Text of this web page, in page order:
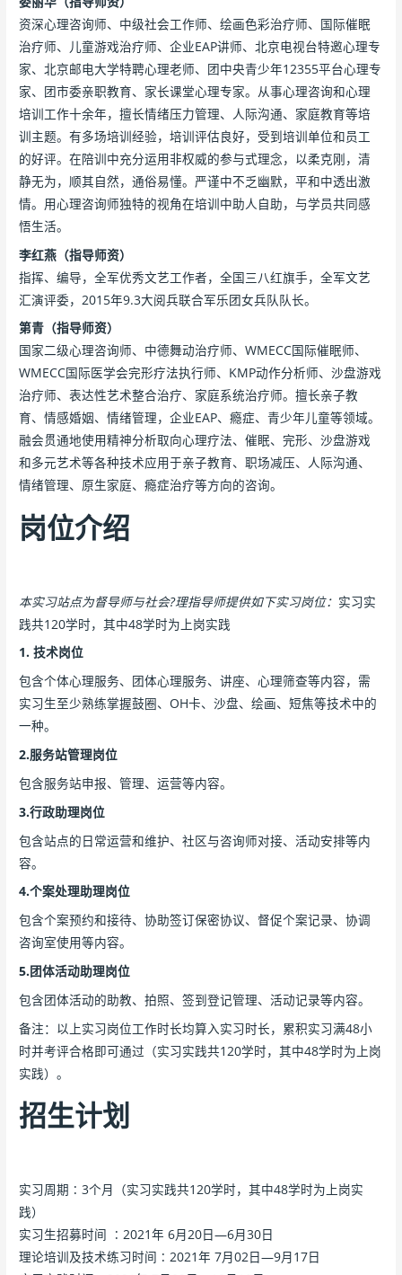
资深心理咨询师、中级社会工作师、绘画色彩治疗师、国际催眠
治疗师、儿童游戏治疗师、企业EAP讲师、北京电视台特邀心理专
家、北京邮电大学特聘心理老师、团中央青少年12355平台心理专
家、团市委亲职教育、家长课堂心理专家。从事心理咨询和心理
培训工作十余年，擅长情绪压力管理、人际沟通、家庭教育等培
训主题。有多场培训经验，培训评估良好，受到培训单位和员工
的好评。在陪训中充分运用非权威的参与式理念，以柔克刚，清
静无为，顺其自然，通俗易懂。严谨中不乏幽默，平和中透出激
情。用心理咨询师独特的视角在培训中助人自助，与学员共同感
悟生活。
李红燕（指导师资）
指挥、编导，全军优秀文艺工作者，全国三八红旗手，全军文艺
汇演评委，2015年9.3大阅兵联合军乐团女兵队队长。
第青（指导师资）
国家二级心理咨询师、中德舞动治疗师、WMECC国际催眠师、
WMECC国际医学会完形疗法执行师、KMP动作分析师、沙盘游戏
治疗师、表达性艺术整合治疗、家庭系统治疗师。擅长亲子教
育、情感婚姻、情绪管理，企业EAP、瘾症、青少年儿童等领域。
融会贯通地使用精神分析取向心理疗法、催眠、完形、沙盘游戏
和多元艺术等各种技术应用于亲子教育、职场减压、人际沟通、
情绪管理、原生家庭、瘾症治疗等方向的咨询。
岗位介绍
本实习站点为督导师与社会?理指导师提供如下实习岗位： 实习实
践共120学时，其中48学时为上岗实践
1. 技术岗位
包含个体心理服务、团体心理服务、讲座、心理筛查等内容，需
实习生至少熟练掌握鼓圈、OH卡、沙盘、绘画、短焦等技术中的
一种。
2.服务站管理岗位
包含服务站申报、管理、运营等内容。
3.行政助理岗位
包含站点的日常运营和维护、社区与咨询师对接、活动安排等内
容。
4.个案处理助理岗位
包含个案预约和接待、协助签订保密协议、督促个案记录、协调
咨询室使用等内容。
5.团体活动助理岗位
包含团体活动的助教、拍照、签到登记管理、活动记录等内容。
备注：以上实习岗位工作时长均算入实习时长，累积实习满48小
时并考评合格即可通过（实习实践共120学时，其中48学时为上岗
实践）。
招生计划
实习周期∶3个月（实习实践共120学时，其中48学时为上岗实
践）
实习生招募时间 ∶2021年 6月20日—6月30日
理论培训及技术练习时间∶2021年 7月02日—9月17日